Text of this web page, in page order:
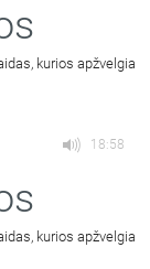
kurios apžvelgia
18:58
kurios apžvelgia